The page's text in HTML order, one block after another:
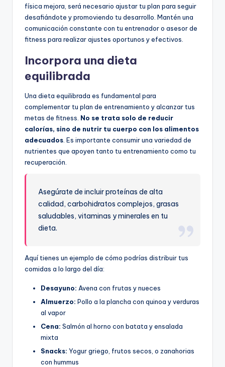
física mejora, será necesario ajustar tu plan para seguir
desafiándote y promoviendo tu desarrollo. Mantén una
comunicación constante con tu entrenador o asesor de
fitness para realizar ajustes oportunos y efectivos.
Incorpora una dieta
equilibrada
Una dieta equilibrada es fundamental para
complementar tu plan de entrenamiento y alcanzar tus
metas de fitness. No se trata solo de reducir
calorías, sino de nutrir tu cuerpo con los alimentos
adecuados . Es importante consumir una variedad de
nutrientes que apoyen tanto tu entrenamiento como tu
recuperación.
Asegúrate de incluir proteínas de alta
calidad, carbohidratos complejos, grasas
saludables, vitaminas y minerales en tu
dieta.
Aquí tienes un ejemplo de cómo podrías distribuir tus
comidas a lo largo del día:
Desayuno: Avena con frutas y nueces
Almuerzo: Pollo a la plancha con quinoa y verduras
al vapor
Cena: Salmón al horno con batata y ensalada
mixta
Snacks: Yogur griego, frutos secos, o zanahorias
con hummus